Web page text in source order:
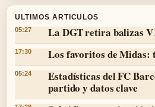
ULTIMOS ARTICULOS
05:27 La DGT retira balizas
17:30 Los favoritos de
05:24
Estadísticas del FC
partido y datos clave